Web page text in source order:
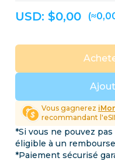
USD: $0,00
Vous gagnerez
recommandant
*Si vous ne pouvez
éligible à un
*Paiement sécurisé